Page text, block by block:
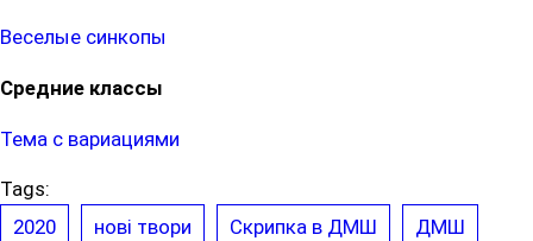
Веселые синкопы
Средние классы
Тема с вариациями
Tags:
2020
нові твори Скрипка в ДМШ ДМШ